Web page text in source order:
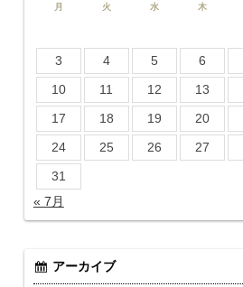
月 火 水 木
3
4 5 6
10
11 12 13
17
18 19 20
24
25 26 27
31
« 7月
アーカイブ